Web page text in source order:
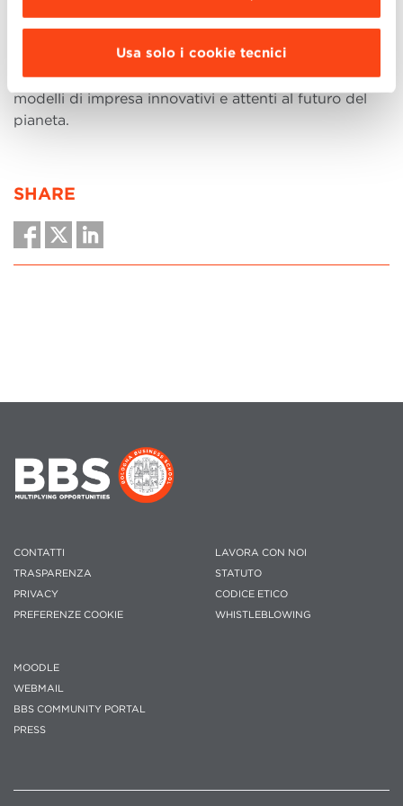
Usa solo i cookie tecnici
Schilirò
sostenibilità. Questa prima edizione del premio
rappresenta un importante traguardo per l’Emilia-
Romagna, regione che si distingue per l’adozione di
modelli di impresa innovativi e attenti al futuro del
pianeta.
SHARE
CONTATTI
TRASPARENZA
PRIVACY
PREFERENZE COOKIE
LAVORA CON NOI
STATUTO
CODICE ETICO
WHISTLEBLOWING
MOODLE
WEBMAIL
BBS COMMUNITY PORTAL
PRESS